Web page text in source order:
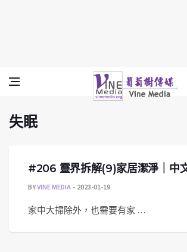
失眠
Vine Media
葡萄樹傳媒
失眠
#206 靈界拆解(9)家居潔淨｜中
BYVINE MEDIA 2023-01-19
家中大掃除外，也需要有家 …